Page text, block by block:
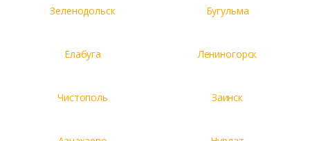
Зеленодольск Бугульма
Елабуга Лениногорск
Чистополь Заинск